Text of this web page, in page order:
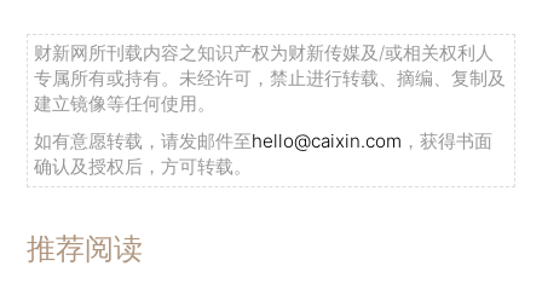
财新网所刊载内容之知识产权为财新传媒及/或相关权利人
专属所有或持有。未经许可，禁止进行转载、摘编、复制及
建立镜像等任何使用。
如有意愿转载，请发邮件至hello@caixin.com ，获得书面
确认及授权后，方可转载。
推荐阅读